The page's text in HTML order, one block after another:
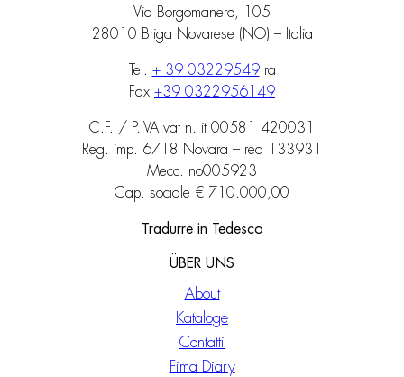
Via Borgomanero, 105
28010 Briga Novarese (NO) – Italia
Tel. + 39 03229549ra
Fax +39 0322956149
C.F. / P.IVA vat n. it 00581 420031
Reg. imp. 6718 Novara – rea 133931
Mecc. no005923
Cap. sociale € 710.000,00
Tradurre in Tedesco
ÜBER UNS
About
Kataloge
Contatti
Fima Diary